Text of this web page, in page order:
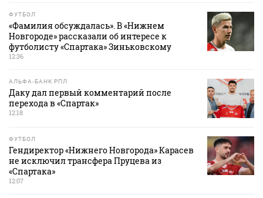
ФУТБОЛ
«Фамилия обсуждалась». В «Нижнем
Новгороде» рассказали об интересе к
футболисту «Спартака» Зиньковскому
12:36
АЛЬФА-БАНК РПЛ
Даку дал первый комментарий после
перехода в «Спартак»
12:18
ФУТБОЛ
Гендиректор «Нижнего Новгорода» Карасев
не исключил трансфера Пруцева из
«Спартака»
12:07